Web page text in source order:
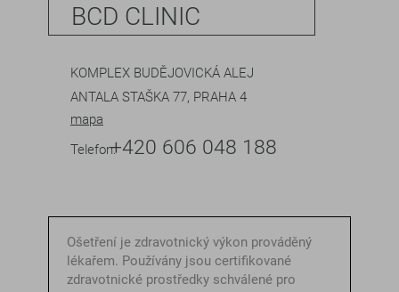
BCD CLINIC
KOMPLEX BUDĚJOVICKÁ ALEJ
ANTALA STAŠKA 77, PRAHA 4
mapa
Telefon:+420 606 048 188
Ošetření je zdravotnický výkon prováděný
lékařem. Používány jsou certifikované
zdravotnické prostředky schválené pro